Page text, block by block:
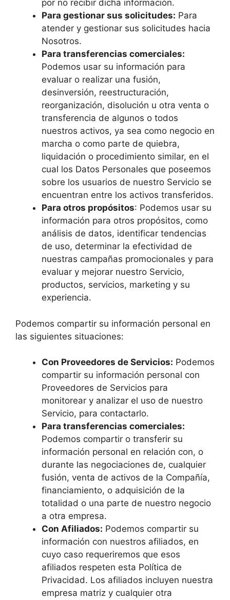
por no recibir dicha información.
Para gestionar sus solicitudes: Para
atender y gestionar sus solicitudes hacia
Nosotros.
Para transferencias comerciales:
Podemos usar su información para
evaluar o realizar una fusión,
desinversión, reestructuración,
reorganización, disolución u otra venta o
transferencia de algunos o todos
nuestros activos, ya sea como negocio en
marcha o como parte de quiebra,
liquidación o procedimiento similar, en el
cual los Datos Personales que poseemos
sobre los usuarios de nuestro Servicio se
encuentran entre los activos transferidos.
Para otros propósitos: Podemos usar su
información para otros propósitos, como
análisis de datos, identificar tendencias
de uso, determinar la efectividad de
nuestras campañas promocionales y para
evaluar y mejorar nuestro Servicio,
productos, servicios, marketing y su
experiencia.
Podemos compartir su información personal en
las siguientes situaciones:
Con Proveedores de Servicios: Podemos
compartir su información personal con
Proveedores de Servicios para
monitorear y analizar el uso de nuestro
Servicio, para contactarlo.
Para transferencias comerciales:
Podemos compartir o transferir su
información personal en relación con, o
durante las negociaciones de, cualquier
fusión, venta de activos de la Compañía,
financiamiento, o adquisición de la
totalidad o una parte de nuestro negocio
a otra empresa.
Con Afiliados: Podemos compartir su
información con nuestros afiliados, en
cuyo caso requeriremos que esos
afiliados respeten esta Política de
Privacidad. Los afiliados incluyen nuestra
empresa matriz y cualquier otra